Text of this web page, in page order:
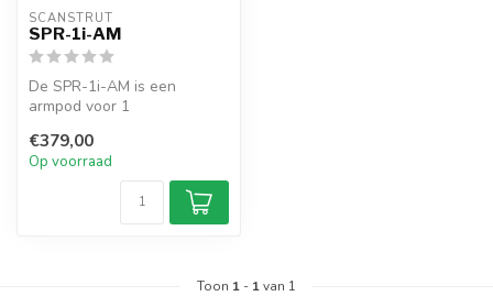
SCANSTRUT
SPR-1i-AM
De SPR-1i-AM is een
armpod voor 1
op 25–33,7 mm buizen...
€379,00
Op voorraad
Toon 1 - 1van 1